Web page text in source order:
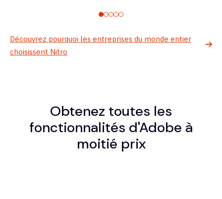
Découvrez pourquoi les entreprises du monde entier
choisissent Nitro
Obtenez toutes les
fonctionnalités d'Adobe à
moitié prix